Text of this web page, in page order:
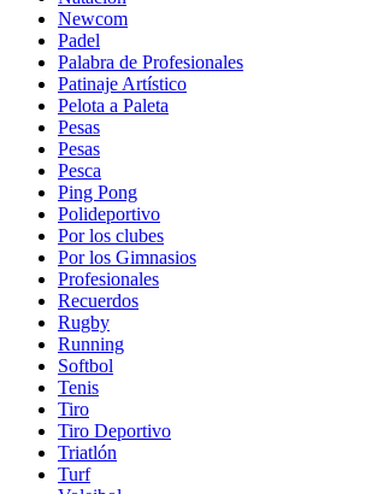
Newcom
Padel
Palabra de Profesionales
Patinaje Artístico
Pelota a Paleta
Pesas
Pesas
Pesca
Ping Pong
Polideportivo
Por los clubes
Por los Gimnasios
Profesionales
Recuerdos
Rugby
Running
Softbol
Tenis
Tiro
Tiro Deportivo
Triatlón
Turf